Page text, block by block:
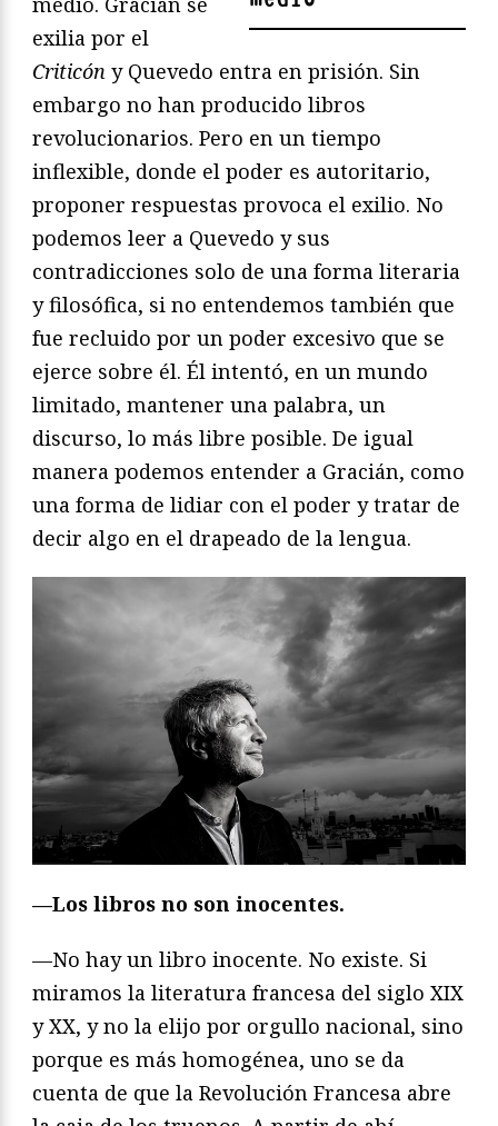
exilia por el
Criticón y Quevedo entra en prisión. Sin
embargo no han producido libros
revolucionarios. Pero en un tiempo
inflexible, donde el poder es autoritario,
proponer respuestas provoca el exilio. No
podemos leer a Quevedo y sus
contradicciones solo de una forma literaria
y filosófica, si no entendemos también que
fue recluido por un poder excesivo que se
ejerce sobre él. Él intentó, en un mundo
limitado, mantener una palabra, un
discurso, lo más libre posible. De igual
manera podemos entender a Gracián, como
una forma de lidiar con el poder y tratar de
decir algo en el drapeado de la lengua.
—Los libros no son inocentes.
—No hay un libro inocente. No existe. Si
miramos la literatura francesa del siglo XIX
y XX, y no la elijo por orgullo nacional, sino
porque es más homogénea, uno se da
cuenta de que la Revolución Francesa abre